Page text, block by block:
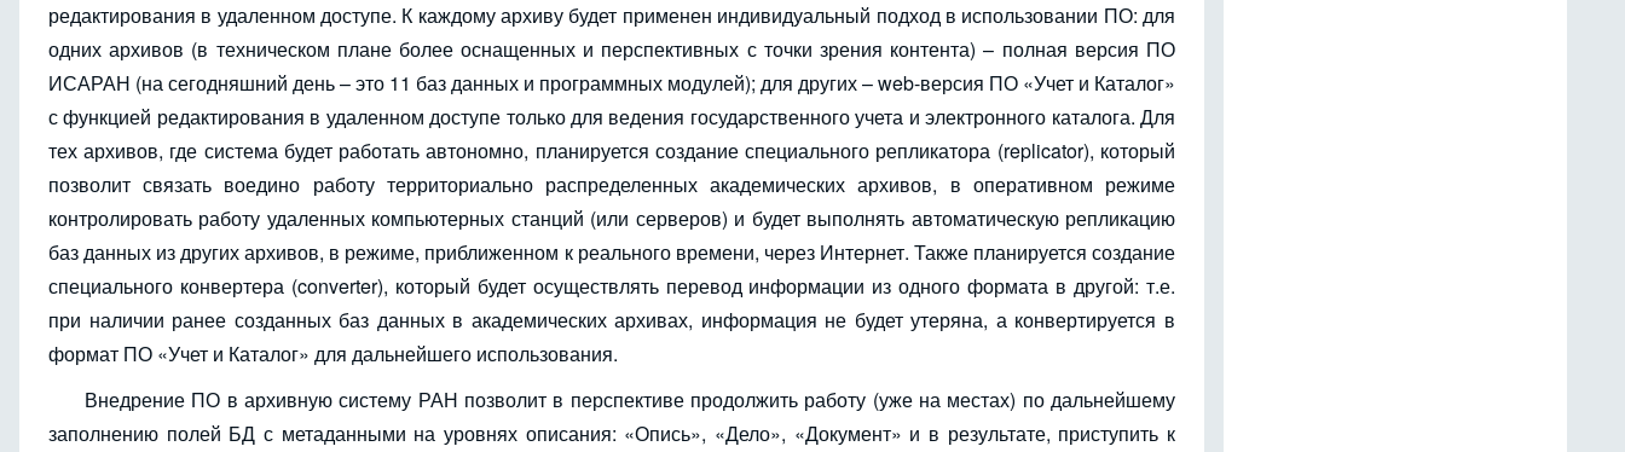
редактирования в удаленном доступе. К каждому архиву будет применен индивидуальный подход в использовании ПО: для
одних архивов (в техническом плане более оснащенных и перспективных с точки зрения контента) – полная версия ПО
ИСАРАН (на сегодняшний день – это 11 баз данных и программных модулей); для других – web-версия ПО «Учет и Каталог»
с функцией редактирования в удаленном доступе только для ведения государственного учета и электронного каталога. Для
тех архивов, где система будет работать автономно, планируется создание специального репликатора (replicator), который
позволит связать воедино работу территориально распределенных академических архивов, в оперативном режиме
контролировать работу удаленных компьютерных станций (или серверов) и будет выполнять автоматическую репликацию
баз данных из других архивов, в режиме, приближенном к реального времени, через Интернет. Также планируется создание
специального конвертера (converter), который будет осуществлять перевод информации из одного формата в другой: т.е.
при наличии ранее созданных баз данных в академических архивах, информация не будет утеряна, а конвертируется в
формат ПО «Учет и Каталог» для дальнейшего использования.
Внедрение ПО в архивную систему РАН позволит в перспективе продолжить работу (уже на местах) по дальнейшему
заполнению полей БД с метаданными на уровнях описания: «Опись», «Дело», «Документ» и в результате, приступить к